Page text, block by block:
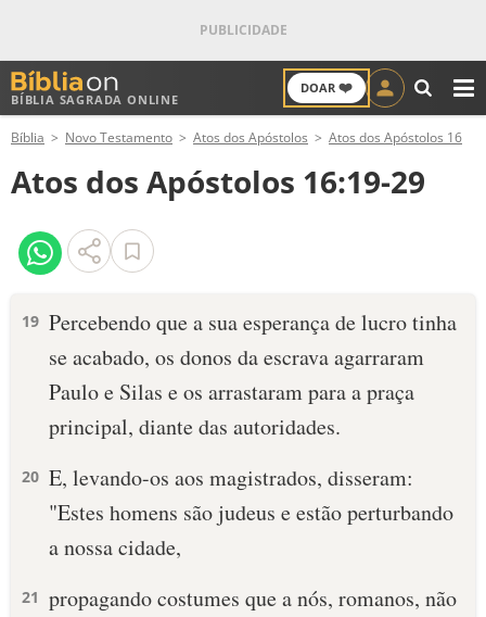
BÍBLIA SAGRADA ONLINE
DOAR ❤️
ANTIGO TESTAMENTO
NOVO TESTAMENTO
VERSÍCULOS
PALAVRA DO DIA
SALMO DO DIA
DEVOCIONAL DIÁRIO
10 MANDAMENTOS
Bíblia Novo Testamento Atos dos Apóstolos Atos dos Apóstolos 16
Atos dos Apóstolos 16:19-29
19 Percebendo que a sua esperança de lucro tinha
se acabado, os donos da escrava agarraram
Paulo e Silas e os arrastaram para a praça
principal, diante das autoridades.
20 E, levando-os aos magistrados, disseram:
"Estes homens são judeus e estão perturbando
a nossa cidade,
21 propagando costumes que a nós, romanos, não